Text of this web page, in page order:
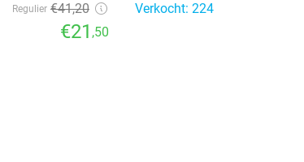
Regulier €41,20
€21 ,50
Verkocht: 224